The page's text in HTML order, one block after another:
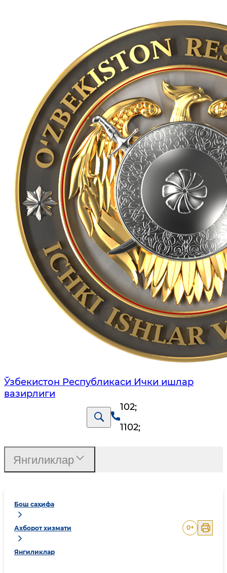
Ўзбекистон Республикаси Ички ишлар
вазирлиги
102;
1102;
Бош саҳифа
Ахборот хизмати
Янгиликлар
0+
Янгиликлар